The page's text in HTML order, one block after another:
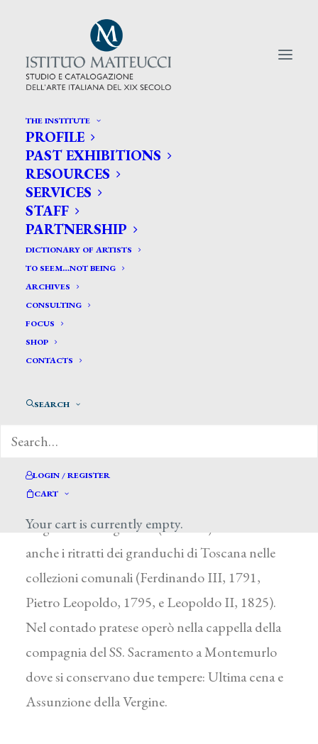
THE INSTITUTE
PROFILE
PAST EXHIBITIONS
RESOURCES
SERVICES
STAFF
PARTNERSHIP
DICTIONARY OF ARTISTS
TO SEEM…NOT BEING
ARCHIVES
CONSULTING
FOCUS
SHOP
CONTACTS
SEARCH
LOGIN / REGISTER
CART
Your cart is currently empty.
CERCA TRA GLI ARTISTI:
Search
for:
Bertini Matteo*
Prato (Firenze) 1768 – 1829
per la chiesa di Santa Maria delle Carceri II
Salvatore (1801) e per la chiesa di Sant’Agostino
La gloria di S. Agostino (1820 ca.). Suoi sono
anche i ritratti dei granduchi di Toscana nelle
collezioni comunali (Ferdinando III, 1791,
Pietro Leopoldo, 1795, e Leopoldo II, 1825).
Nel contado pratese operò nella cappella della
compagnia del SS. Sacramento a Montemurlo
dove si conservano due tempere: Ultima cena e
Assunzione della Vergine.